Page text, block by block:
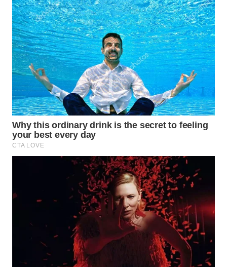
WN
BORNEO
Wahana
Media
Group
WAHANA
NEWS
WAHANA
TANI
INFRASTRUKTUR
KONSUMEN